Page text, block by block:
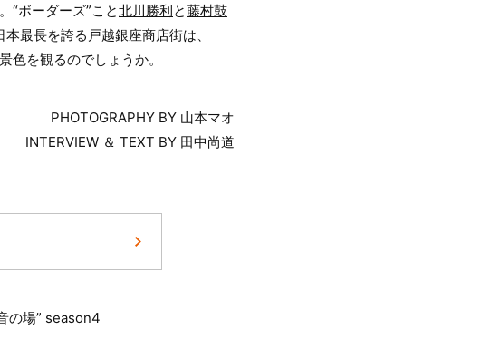
ボーダーズ”こと北川勝利と藤村鼓
最長を誇る戸越銀座商店街は、
を観るのでしょうか。
PHOTOGRAPHY BY 山本マオ
INTERVIEW ＆ TEXT BY 田中尚道
の場” season4